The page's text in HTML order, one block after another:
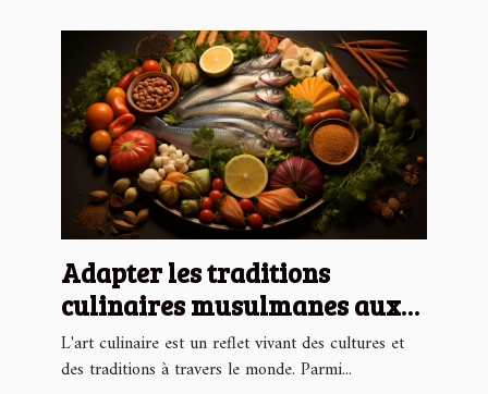
Adapter les traditions
culinaires musulmanes aux
saisons locales
L'art culinaire est un reflet vivant des cultures et
des traditions à travers le monde. Parmi...